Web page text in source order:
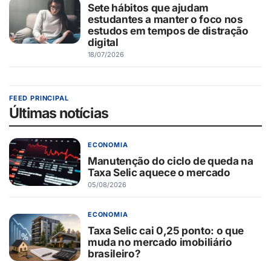
Sete hábitos que ajudam
estudantes a manter o foco nos
estudos em tempos de distração
digital
18/07/2026
FEED PRINCIPAL
Últimas notícias
ECONOMIA
Manutenção do ciclo de queda na
Taxa Selic aquece o mercado
05/08/2026
ECONOMIA
Taxa Selic cai 0,25 ponto: o que
muda no mercado imobiliário
brasileiro?